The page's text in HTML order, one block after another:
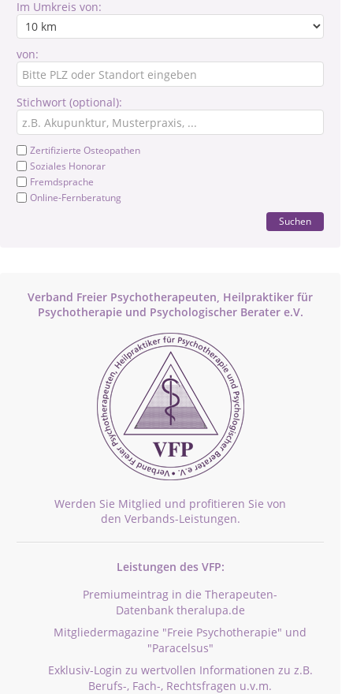
Im Umkreis von:
von:
Stichwort (optional):
Zertifizierte Osteopathen
Soziales Honorar
Fremdsprache
Online-Fernberatung
Suchen
Verband Freier Psychotherapeuten, Heilpraktiker für
Psychotherapie und Psychologischer Berater e.V.
Werden Sie Mitglied und profitieren Sie von
den Verbands-Leistungen.
Leistungen des VFP:
Premiumeintrag in die Therapeuten-
Datenbank theralupa.de
Mitgliedermagazine "Freie Psychotherapie" und
"Paracelsus"
Exklusiv-Login zu wertvollen Informationen zu z.B.
Berufs-, Fach-, Rechtsfragen u.v.m.